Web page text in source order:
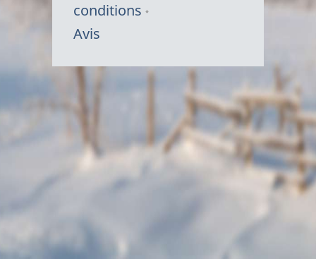
conditions
Avis
Symbole
Canada